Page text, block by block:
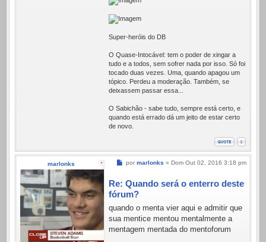
Super-heróis do DB
O Quase-Intocável: tem o poder de xingar a
tudo e a todos, sem sofrer nada por isso. Só foi
tocado duas vezes. Uma, quando apagou um
tópico. Perdeu a moderação. Também, se
deixassem passar essa...
O Sabichão - sabe tudo, sempre está certo, e
quando está errado dá um jeito de estar certo
de novo.
marlonks Mensagem
por marlonks » Dom Out 02, 2016 3:18 pm
Re: Quando será o enterro deste
fórum?
quando o menta vier aqui e admitir que
sua mentice mentou mentalmente a
mentagem mentada do mentoforum